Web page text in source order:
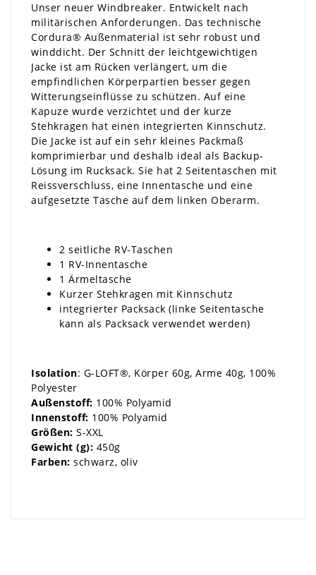
Unser neuer Windbreaker. Entwickelt nach
militärischen Anforderungen. Das technische
Cordura® Außenmaterial ist sehr robust und
winddicht. Der Schnitt der leichtgewichtigen
Jacke ist am Rücken verlängert, um die
empfindlichen Körperpartien besser gegen
Witterungseinflüsse zu schützen. Auf eine
Kapuze wurde verzichtet und der kurze
Stehkragen hat einen integrierten Kinnschutz.
Die Jacke ist auf ein sehr kleines Packmaß
komprimierbar und deshalb ideal als Backup-
Lösung im Rucksack. Sie hat 2 Seitentaschen mit
Reissverschluss, eine Innentasche und eine
aufgesetzte Tasche auf dem linken Oberarm.
2 seitliche RV-Taschen
1 RV-Innentasche
1 Ärmeltasche
Kurzer Stehkragen mit Kinnschutz
integrierter Packsack (linke Seitentasche
kann als Packsack verwendet werden)
Isolation: G-LOFT®, Körper 60g, Arme 40g, 100%
Polyester
Außenstoff: 100% Polyamid
Innenstoff: 100% Polyamid
Größen: S-XXL
Gewicht (g): 450g
Farben: schwarz, oliv